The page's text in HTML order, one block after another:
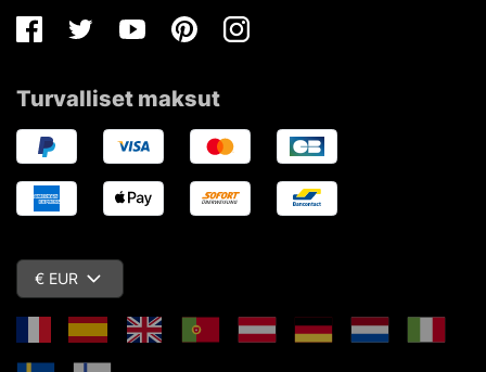
FacebookTwitterYoutubePinterestInstagram
Turvalliset maksut
€ EUR